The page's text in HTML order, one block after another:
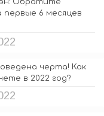
Обратите
первые 6 месяцев
черта! Как
в 2022 год?